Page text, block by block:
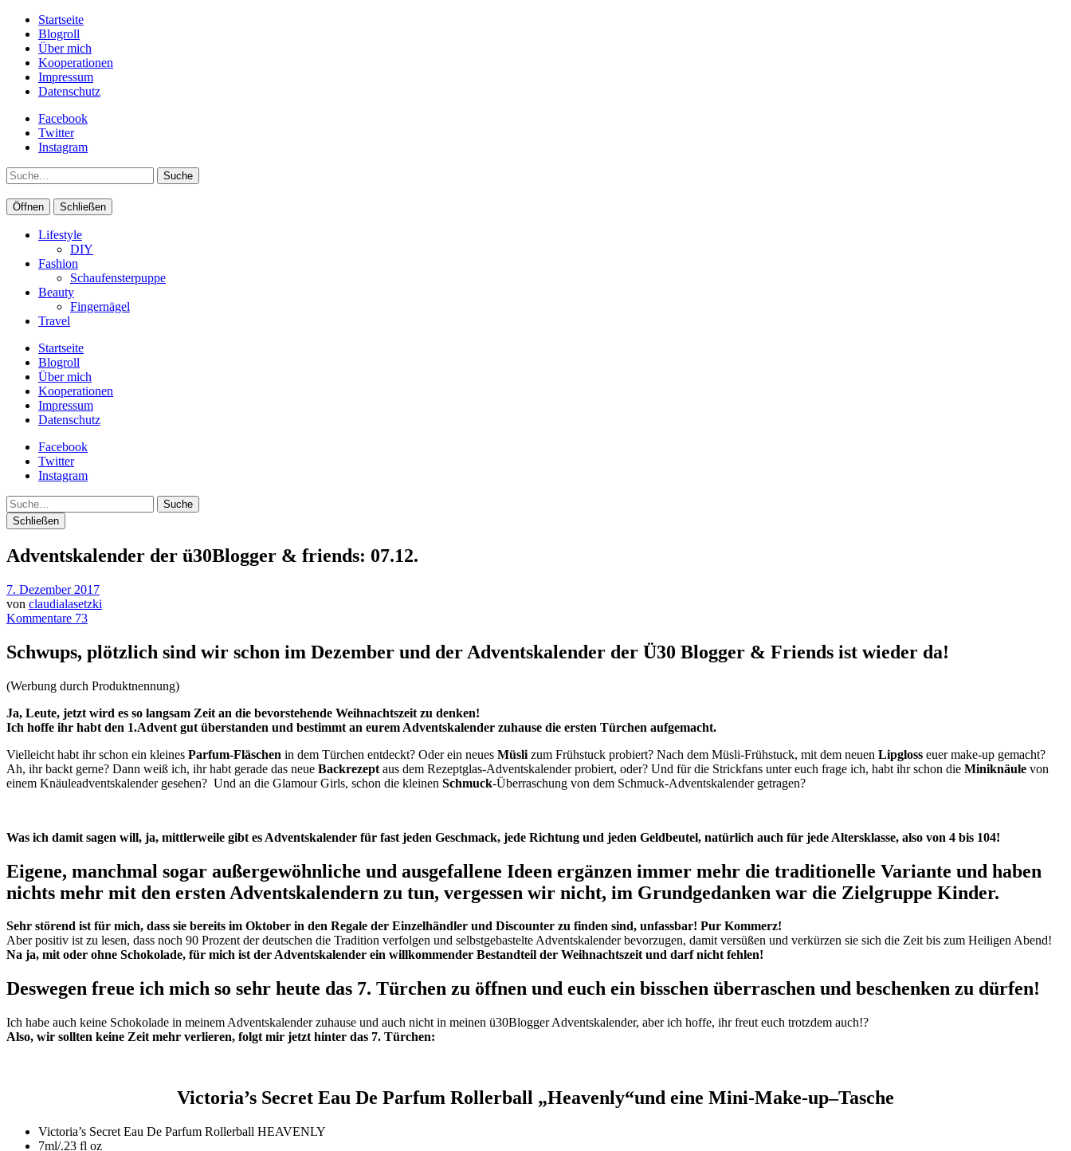
Startseite
Blogroll
Über mich
Kooperationen
Impressum
Datenschutz
Facebook
Twitter
Instagram
Suche
Öffnen Schließen
Lifestyle
DIY
Fashion
Schaufensterpuppe
Beauty
Fingernägel
Travel
Startseite
Blogroll
Über mich
Kooperationen
Impressum
Datenschutz
Facebook
Twitter
Instagram
Suche
Schließen
Adventskalender der ü30Blogger & friends: 07.12.
7. Dezember 2017
von claudialasetzki
Kommentare 73
Schwups, plötzlich sind wir schon im Dezember und der Adventskalender der Ü30 Blogger & Friends ist wieder da!
(Werbung durch Produktnennung)
Ja, Leute, jetzt wird es so langsam Zeit an die bevorstehende Weihnachtszeit zu denken!
Ich hoffe ihr habt den 1.Advent gut überstanden und bestimmt an eurem Adventskalender zuhause die ersten Türchen aufgemacht.
Vielleicht habt ihr schon ein kleines Parfum-Fläschen in dem Türchen entdeckt? Oder ein neues Müsli zum Frühstuck probiert? Nach dem Müsli-Frühstuck, mit dem neuen Lipgloss euer make-up gemacht?
Ah, ihr backt gerne? Dann weiß ich, ihr habt gerade das neue Backrezept aus dem Rezeptglas-Adventskalender probiert, oder? Und für die Strickfans unter euch frage ich, habt ihr schon die Miniknäule von
einem Knäuleadventskalender gesehen? Und an die Glamour Girls, schon die kleinen Schmuck-Überraschung von dem Schmuck-Adventskalender getragen?
Was ich damit sagen will, ja, mittlerweile gibt es Adventskalender für fast jeden Geschmack, jede Richtung und jeden Geldbeutel, natürlich auch für jede Altersklasse, also von 4 bis 104!
Eigene, manchmal sogar außergewöhnliche und ausgefallene Ideen ergänzen immer mehr die traditionelle Variante und haben
nichts mehr mit den ersten Adventskalendern zu tun, vergessen wir nicht, im Grundgedanken war die Zielgruppe Kinder.
Sehr störend ist für mich, dass sie bereits im Oktober in den Regale der Einzelhändler und Discounter zu finden sind, unfassbar! Pur Kommerz!
Aber positiv ist zu lesen, dass noch 90 Prozent der deutschen die Tradition verfolgen und selbstgebastelte Adventskalender bevorzugen, damit versüßen und verkürzen sie sich die Zeit bis zum Heiligen Abend!
Na ja, mit oder ohne Schokolade, für mich ist der Adventskalender ein willkommender Bestandteil der Weihnachtszeit und darf nicht fehlen!
Deswegen freue ich mich so sehr heute das 7. Türchen zu öffnen und euch ein bisschen überraschen und beschenken zu dürfen!
Ich habe auch keine Schokolade in meinem Adventskalender zuhause und auch nicht in meinen ü30Blogger Adventskalender, aber ich hoffe, ihr freut euch trotzdem auch!?
Also, wir sollten keine Zeit mehr verlieren, folgt mir jetzt hinter das 7. Türchen:
Victoria’s Secret Eau De Parfum Rollerball „Heavenly“und eine Mini-Make-up–Tasche
Victoria’s Secret Eau De Parfum Rollerball HEAVENLY
7ml/.23 fl oz